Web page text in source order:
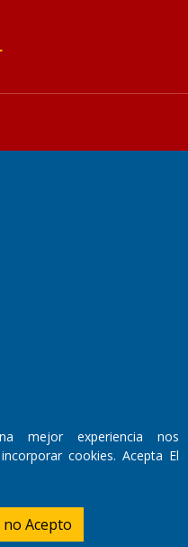
mejor experiencia nos
cookies. Acepta El
no Acepto